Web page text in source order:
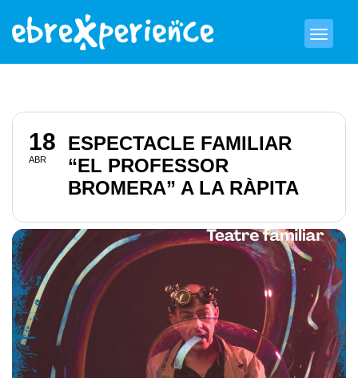
18
ABR
ESPECTACLE FAMILIAR
“EL PROFESSOR
BROMERA” A LA RÀPITA